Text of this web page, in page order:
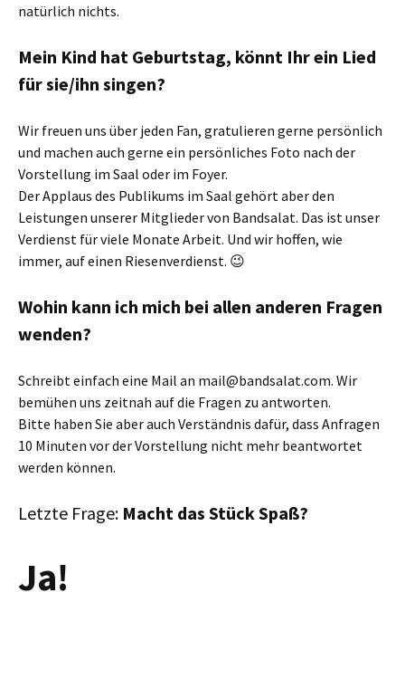
natürlich nichts.
Mein Kind hat Geburtstag, könnt Ihr ein Lied
für sie/ihn singen?
Wir freuen uns über jeden Fan, gratulieren gerne persönlich
und machen auch gerne ein persönliches Foto nach der
Vorstellung im Saal oder im Foyer.
Der Applaus des Publikums im Saal gehört aber den
Leistungen unserer Mitglieder von Bandsalat. Das ist unser
Verdienst für viele Monate Arbeit. Und wir hoffen, wie
immer, auf einen Riesenverdienst. 😉
Wohin kann ich mich bei allen anderen Fragen
wenden?
Schreibt einfach eine Mail an mail@bandsalat.com. Wir
bemühen uns zeitnah auf die Fragen zu antworten.
Bitte haben Sie aber auch Verständnis dafür, dass Anfragen
10 Minuten vor der Vorstellung nicht mehr beantwortet
werden können.
Letzte Frage: Macht das Stück Spaß?
Ja!